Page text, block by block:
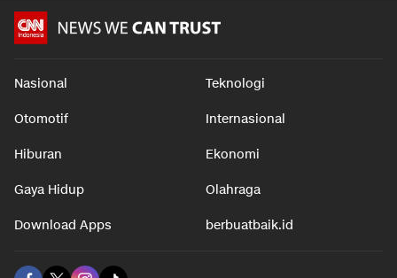
Nasional Teknologi
Otomotif Internasional
Hiburan Ekonomi
Gaya Hidup Olahraga
Download Apps berbuatbaik.id